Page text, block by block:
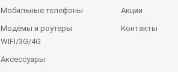
Мобильные телефоны
Модемы и роутеры
WIFI/3G/4G
Аксессуары
Акции
Контакты